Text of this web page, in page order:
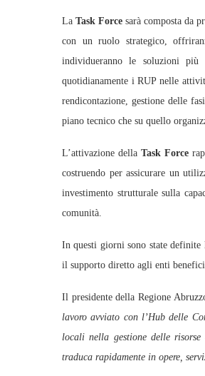
LaTask Force sarà composta da
con un ruolo strategico,
individueranno le soluzioni più
quotidianamente i RUP nelle
rendicontazione, gestione delle
piano tecnico che su quello
L’attivazione della Task Force
costruendo per assicurare un
investimento strutturale sulla
comunità.
In questi giorni sono state definite
il supporto diretto agli enti
Il presidente della Regione
lavoro avviato con l’Hub delle
locali nella gestione delle
traduca rapidamente in opere,